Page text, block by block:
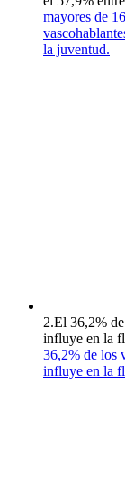
mayores de
la juventud.
2.El 36,2%
influye en la
36,2% de los
influye en la